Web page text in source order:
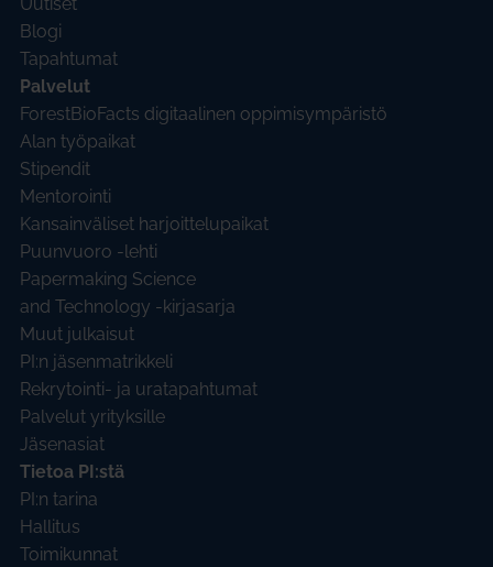
Blogi
Tapahtumat
Palvelut
ForestBioFacts digitaalinen oppimisympäristö
Alan työpaikat
Stipendit
Mentorointi
Kansainväliset harjoittelupaikat
Puunvuoro -lehti
Papermaking Science
and Technology -kirjasarja
Muut julkaisut
PI:n jäsenmatrikkeli
Rekrytointi- ja uratapahtumat
Palvelut yrityksille
Jäsenasiat
Tietoa PI:stä
PI:n tarina
Hallitus
Toimikunnat